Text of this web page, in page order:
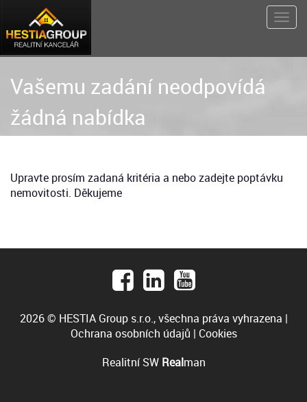
Vašemu zadání neodpovídá
žádná nabídka
Upravte prosím zadaná kritéria a nebo zadejte poptávku
nemovitosti. Děkujeme
2026 © HESTIA Group s.r.o., všechna práva vyhrazena |
Ochrana osobních údajů | Cookies
Realitní SW Realman